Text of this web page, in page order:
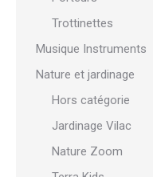
Trottinettes
Musique Instruments
Nature et jardinage
Hors catégorie
Jardinage Vilac
Nature Zoom